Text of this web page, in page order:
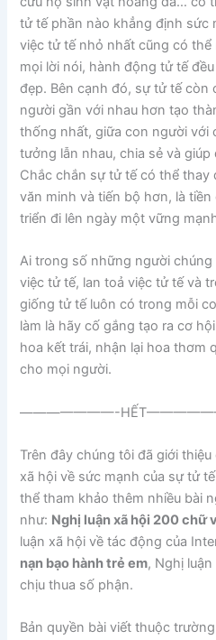
tử tế phần nào khẳng định sức
việc tử tế nhỏ nhất cũng có thể
mọi lời nói, hành động tử tế
đẹp. Bên cạnh đó, sự tử tế còn
người gần với nhau hơn tạo
thống nhất, giữa con người với
tưởng lẫn nhau, chia sẻ và
Chắc chắn sự tử tế có thể thay
văn minh và tiến bộ hơn, là
triển đi lên ngày một vững
Ai trong số những người
việc tử tế, lan toả việc tử tế và
giống tử tế luôn có trong mỗi
làm là hãy cố gắng tạo ra cơ
hoa kết trái, nhận lại hoa thơm
cho mọi người.
———————-
Trên đây chúng tôi đã giới
xã hội về sức mạnh của sự tử
thể tham khảo thêm nhiều bài
như: Nghị luận xã hội 200 chữ
luận xã hội về tác động của
nạn bạo hành trẻ em, Nghị
chịu thua số phận.
Bản quyền bài viết thuộc